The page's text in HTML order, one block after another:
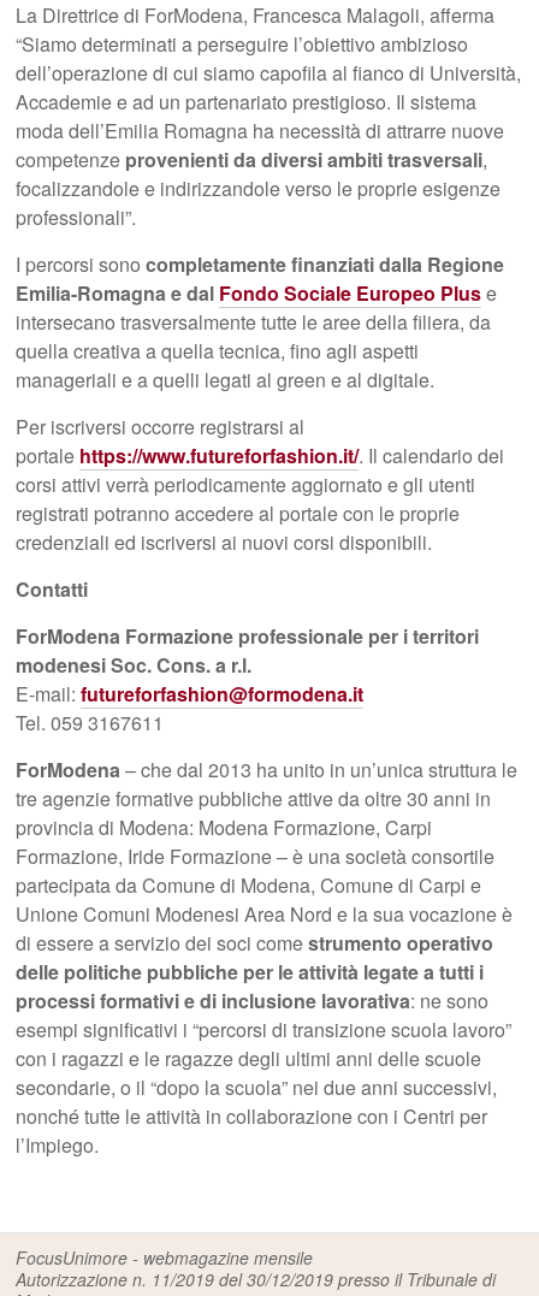
La Direttrice di ForModena, Francesca Malagoli, afferma
“Siamo determinati a perseguire l’obiettivo ambizioso
dell’operazione di cui siamo capofila al fianco di Università,
Accademie e ad un partenariato prestigioso. Il sistema
moda dell’Emilia Romagna ha necessità di attrarre nuove
competenze provenienti da diversi ambiti trasversali,
focalizzandole e indirizzandole verso le proprie esigenze
professionali”.
I percorsi sonocompletamente finanziati dalla Regione
Emilia-Romagna e dal Fondo Sociale Europeo Pluse
intersecano trasversalmente tutte le aree della filiera, da
quella creativa a quella tecnica, fino agli aspetti
manageriali e a quelli legati al green e al digitale.
Per iscriversi occorre registrarsi al
portale https://www.futureforfashion.it/. Il calendario dei
corsi attivi verrà periodicamente aggiornato e gli utenti
registrati potranno accedere al portale con le proprie
credenziali ed iscriversi ai nuovi corsi disponibili.
Contatti
ForModena Formazione professionale per i territori
modenesi Soc.Cons. a r.l.
E-mail:futureforfashion@formodena.it
Tel. 059 3167611
ForModena– che dal 2013 ha unito in un’unica struttura le
tre agenzie formative pubbliche attive da oltre 30 anni in
provincia di Modena: Modena Formazione, Carpi
Formazione, Iride Formazione – è una società consortile
partecipata da Comune di Modena, Comune di Carpi e
Unione Comuni Modenesi Area Nord e la sua vocazione è
di essere a servizio dei soci comestrumento operativo
delle politiche pubbliche per le attività legate a tutti i
processi formativi e di inclusione lavorativa: ne sono
esempi significativi i “percorsi di transizione scuola lavoro”
con i ragazzi e le ragazze degli ultimi anni delle scuole
secondarie, o il “dopo la scuola” nei due anni successivi,
nonché tutte le attività in collaborazione con i Centri per
l’Impiego.
FocusUnimore - webmagazine mensile
Autorizzazione n. 11/2019 del 30/12/2019 presso il Tribunale di